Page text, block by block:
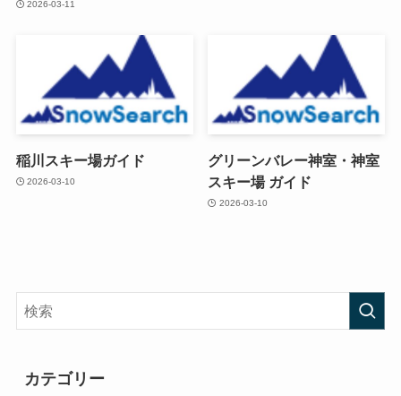
2026-03-11
稲川スキー場ガイド
2026-03-10
グリーンバレー神室・神室
スキー場 ガイド
2026-03-10
カテゴリー